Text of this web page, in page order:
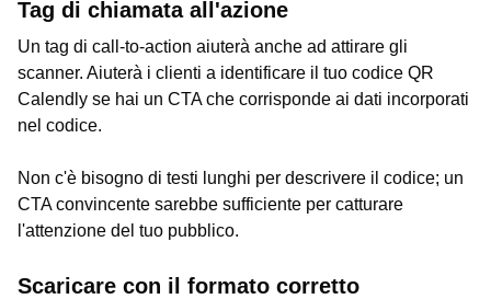
Tag di chiamata all'azione
Un tag di call-to-action aiuterà anche ad attirare gli
scanner. Aiuterà i clienti a identificare il tuo codice QR
Calendly se hai un CTA che corrisponde ai dati incorporati
nel codice.
Non c'è bisogno di testi lunghi per descrivere il codice; un
CTA convincente sarebbe sufficiente per catturare
l'attenzione del tuo pubblico.
Scaricare con il formato corretto